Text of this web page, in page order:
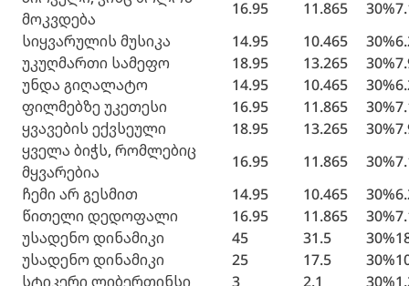
მოკვდება
16.95 11.865 30%
სიყვარულის მუსიკა
14.95 10.465 30%
უკუღმართი სამეფო
18.95 13.265 30%
უნდა გიღალატო
14.95 10.465 30%
ფილმებზე უკეთესი
16.95 11.865 30%
ყვავების ექვსეული
18.95 13.265 30%
ყველა ბიჭს, რომლებიც
მყვარებია
16.95 11.865 30%
ჩემი არ გესმით
14.95 10.465 30%
წითელი დედოფალი
16.95 11.865 30%
უსადენო დინამიკი
45 31.5 30%
უსადენო დინამიკი
25 17.5 30%
სტიკერი ლიბერთინსი
3 2.1 30%